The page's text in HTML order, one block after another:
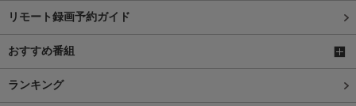
リモート録画予約ガイド
おすすめ番組
ランキング